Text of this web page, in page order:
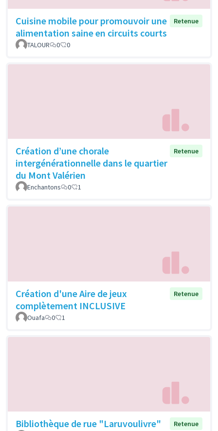
Cuisine mobile pour promouvoir une
alimentation saine en circuits courts
Retenue
TALOUR 0 0
Création d’une chorale
intergénérationnelle dans le quartier
du Mont Valérien
Retenue
Enchantons 0 1
Création d'une Aire de jeux
complètement INCLUSIVE
Retenue
Ouafa 0 1
Bibliothèque de rue "Laruvoulivre" Retenue